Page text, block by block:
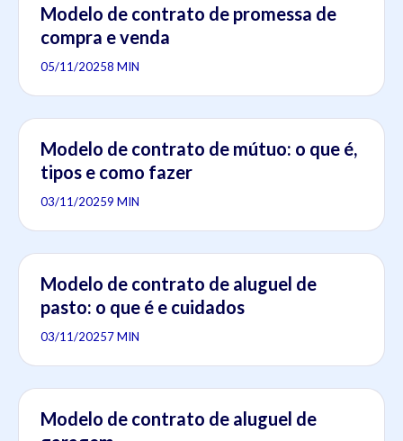
Modelo de contrato de promessa de
compra e venda
05/11/20258 MIN
Modelo de contrato de mútuo: o que é,
tipos e como fazer
03/11/20259 MIN
Modelo de contrato de aluguel de
pasto: o que é e cuidados
03/11/20257 MIN
Modelo de contrato de aluguel de